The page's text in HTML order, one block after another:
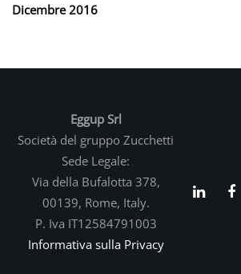
Dicembre 2016
Eggup Srl
Società del gruppo Zucchetti
Sede Legale:
Via della Bufalotta 378,
00139, Rome, Italy.
P. Iva IT12584791003
Informativa sulla Privacy